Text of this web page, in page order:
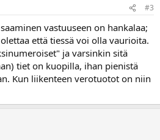
#3
vastuuseen on hankalaa;
että tiessä voi olla vaurioita.
ja varsinkin sitä
tiet on kuopilla, ihan pienistä
Kun liikenteen verotuotot on niin